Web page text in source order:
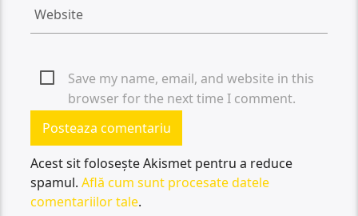
Save my name, email, and website in this
browser for the next time I comment.
Acest sit folosește Akismet pentru a reduce
spamul.Află cum sunt procesate datele
comentariilor tale.